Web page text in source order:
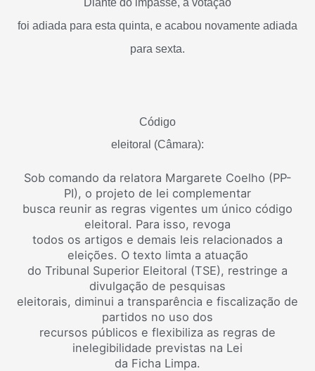
foi adiada para esta quinta, e acabou novamente adiada
para sexta.
Código
eleitoral (Câmara):
Sob comando da relatora Margarete Coelho (PP-
PI), o projeto de lei complementar
busca reunir as regras vigentes um único código
eleitoral. Para isso, revoga
todos os artigos e demais leis relacionados a
eleições. O texto limta a atuação
do Tribunal Superior Eleitoral (TSE), restringe a
divulgação de pesquisas
eleitorais, diminui a transparência e fiscalização de
partidos no uso dos
recursos públicos e flexibiliza as regras de
inelegibilidade previstas na Lei
da Ficha Limpa.